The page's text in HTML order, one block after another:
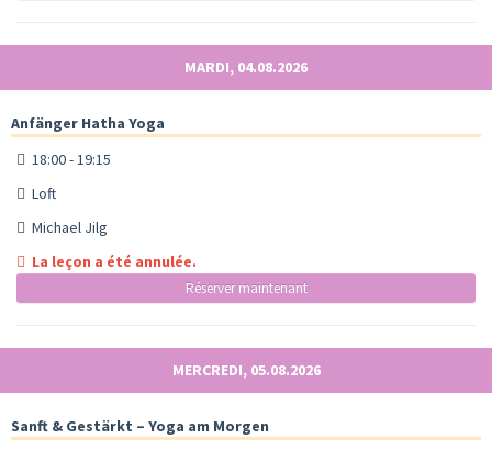
MARDI, 04.08.2026
Anfänger Hatha Yoga
18:00 - 19:15
Loft
Michael Jilg
La leçon a été annulée.
Réserver maintenant
MERCREDI, 05.08.2026
Sanft & Gestärkt – Yoga am Morgen